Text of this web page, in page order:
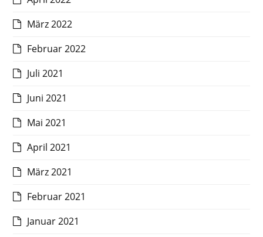
März 2022
Februar 2022
Juli 2021
Juni 2021
Mai 2021
April 2021
März 2021
Februar 2021
Januar 2021